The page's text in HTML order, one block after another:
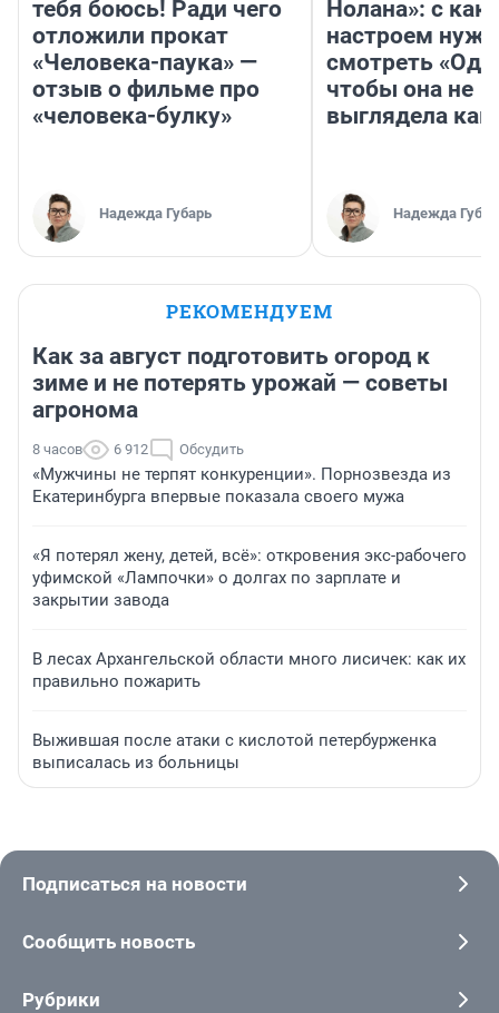
тебя боюсь! Ради чего
отложили прокат
«Человека-паука» —
отзыв о фильме про
«человека-булку»
Надежда Губарь
Нолана»: с
настроем
смотреть
чтобы она не
выглядела как
Надежда
РЕКОМЕНДУЕМ
Как за август подготовить огород к
зиме и не потерять урожай — советы
агронома
8 часов 6 912 Обсудить
«Мужчины не терпят конкуренции». Порнозвезда из
Екатеринбурга впервые показала своего мужа
«Я потерял жену, детей, всё»: откровения экс-рабочего
уфимской «Лампочки» о долгах по зарплате и
закрытии завода
В лесах Архангельской области много лисичек: как их
правильно пожарить
Выжившая после атаки с кислотой петербурженка
выписалась из больницы
Подписаться на новости
Сообщить новость
Рубрики